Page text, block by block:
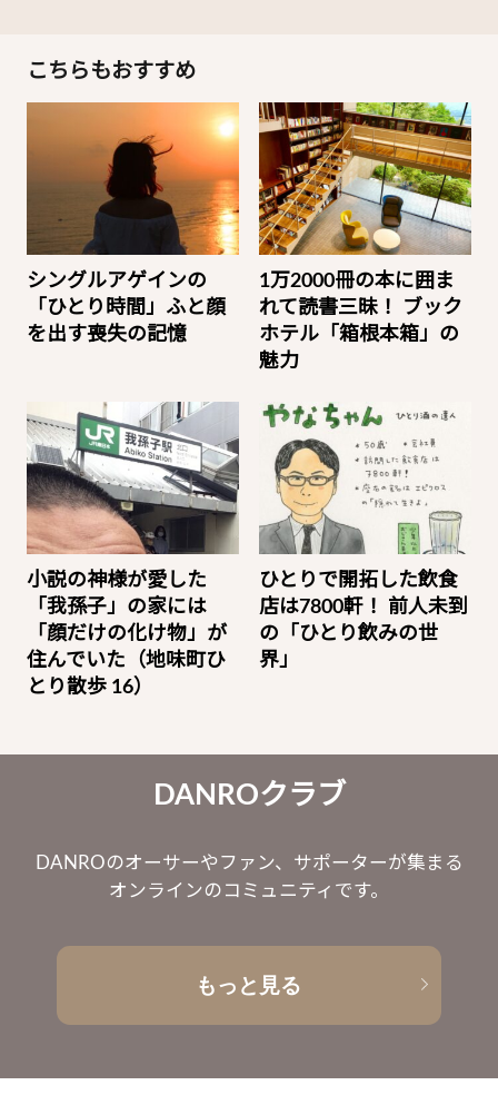
こちらもおすすめ
シングルアゲインの
「ひとり時間」ふと顔
を出す喪失の記憶
1万2000冊の本に囲ま
れて読書三昧！ ブック
ホテル「箱根本箱」の
魅力
小説の神様が愛した
「我孫子」の家には
「顔だけの化け物」が
住んでいた（地味町ひ
とり散歩 16）
ひとりで開拓した飲食
店は7800軒！ 前人未到
の「ひとり飲みの世
界」
DANROクラブ
DANROのオーサーやファン、サポーターが集まる
オンラインのコミュニティです。
もっと見る